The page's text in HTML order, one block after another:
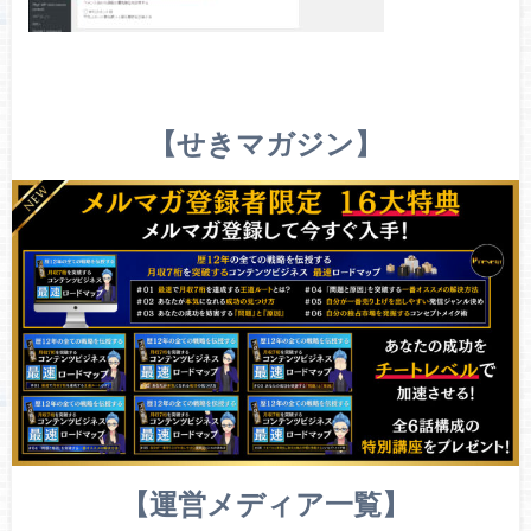
【せきマガジン】
【運営メディア一覧】